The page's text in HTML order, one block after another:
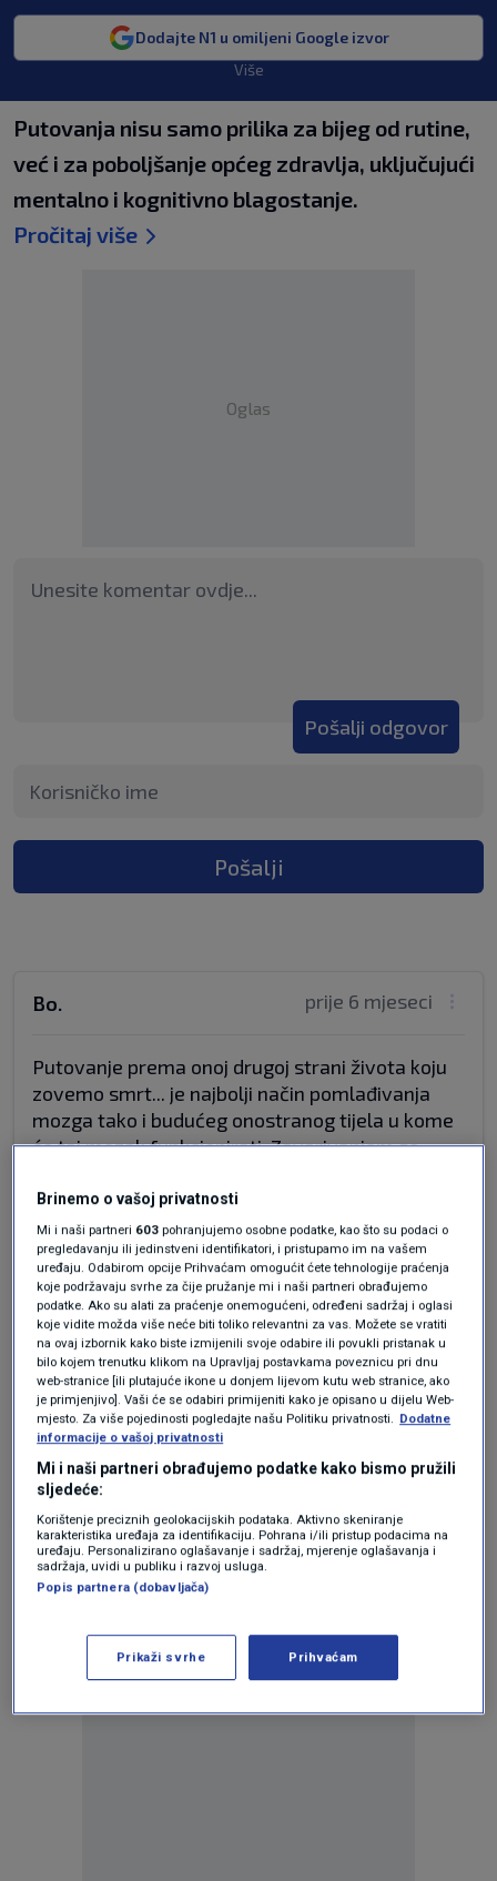
Dodajte N1 u omiljeni Google izvor
Više
Putovanja nisu samo prilika za bijeg od rutine,
već i za poboljšanje općeg zdravlja, uključujući
mentalno i kognitivno blagostanje.
Pročitaj više
Oglas
Pošalji odgovor
Pošalji
prije 6 mjeseci
Bo.
Putovanje prema onoj drugoj strani života koju
zovemo smrt... je najbolji način pomlađivanja
mozga tako i budućeg onostranog tijela u kome
će taj mozak funkcionirati. Zavarivanjem se
smrti ili drugim riječima ne razumnim malo
razumljivije.. svaki čovjekov napor za duži v'jek
čovjekov svodi se na upornu sveneznajuću
proslavu stogodišnjaka u Novom Listu, jadni
nisu krivi što izgledaju k'o dinosauri pred
kolapsom zdrave pameti, pa ih komet gluposti
satre za koju godinu više... još pesimističnije.. a i
kako bi bez vjere u život vječni, drugačije. Tako i
njihov podmladak i svi oni koji od njih žive... al'
neće dugo il' duže.
Odgovor
Brinemo o vašoj privatnosti
Mi i naši partneri 603 pohranjujemo osobne podatke, kao što su podaci o
pregledavanju ili jedinstveni identifikatori, i pristupamo im na vašem
uređaju. Odabirom opcije Prihvaćam omogućit ćete tehnologije praćenja
koje podržavaju svrhe za čije pružanje mi i naši partneri obrađujemo
podatke. Ako su alati za praćenje onemogućeni, određeni sadržaj i oglasi
koje vidite možda više neće biti toliko relevantni za vas. Možete se vratiti
na ovaj izbornik kako biste izmijenili svoje odabire ili povukli pristanak u
bilo kojem trenutku klikom na Upravljaj postavkama poveznicu pri dnu
web-stranice [ili plutajuće ikone u donjem lijevom kutu web stranice, ako
je primjenjivo]. Vaši će se odabiri primijeniti kako je opisano u dijelu Web-
mjesto. Za više pojedinosti pogledajte našu Politiku privatnosti. Dodatne
informacije o vašoj privatnosti
Mi i naši partneri obrađujemo podatke kako bismo pružili
sljedeće:
Korištenje preciznih geolokacijskih podataka. Aktivno skeniranje
karakteristika uređaja za identifikaciju. Pohrana i/ili pristup podacima na
uređaju. Personalizirano oglašavanje i sadržaj, mjerenje oglašavanja i
sadržaja, uvidi u publiku i razvoj usluga.
Popis partnera (dobavljača)
Prikaži svrhe Prihvaćam